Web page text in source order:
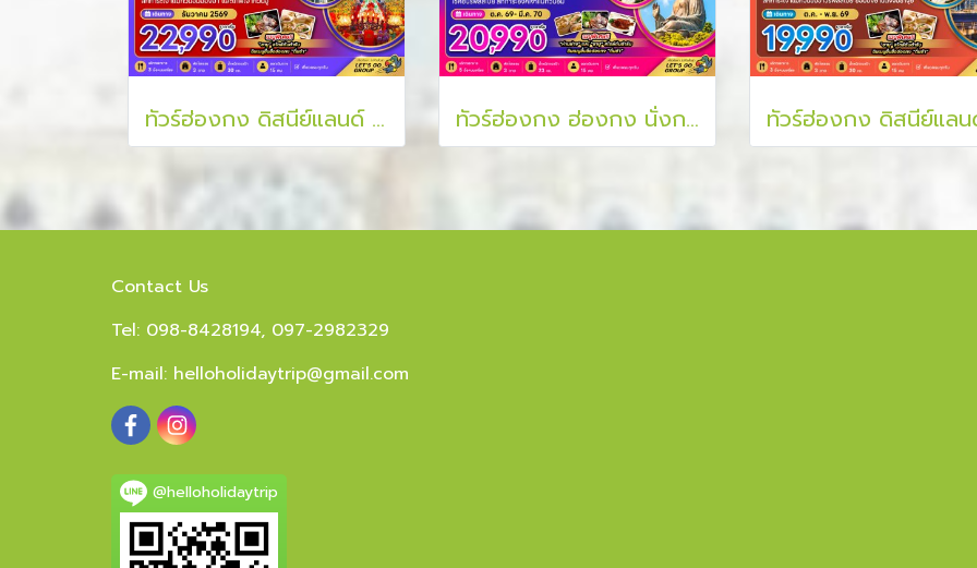
ทัวร์ฮ่องกง ดิสนีย์แลนด์ ไหว้พระแชกง กระเช้านองปิง สายมู 3 วัน 2 คืน ทัวร์ฮ่องกง ฮ่องกง นั่งกระเช้านองปิง ดิสนีย์แลนด์ ไหว้พระ 7 วัดดัง สายมู 4 วัน 2 คืน
Contact Us
Tel: 098-8428194, 097-2982329
E-mail: helloholidaytrip@gmail.com
@helloholidaytrip